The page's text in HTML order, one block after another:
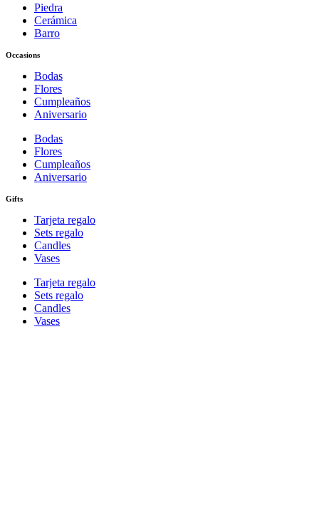
Piedra
Cerámica
Barro
Occasions
Bodas
Flores
Cumpleaños
Aniversario
Bodas
Flores
Cumpleaños
Aniversario
Gifts
Tarjeta regalo
Sets regalo
Candles
Vases
Tarjeta regalo
Sets regalo
Candles
Vases